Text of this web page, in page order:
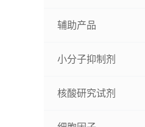
辅助产品
小分子抑制剂
核酸研究试剂